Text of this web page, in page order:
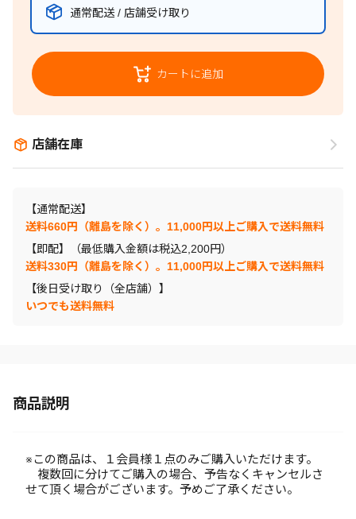
通常配送 / 店舗受け取り
カートに追加
店舗在庫
【通常配送】
送料660円（離島を除く）。11,000円以上ご購入で送料無料
【即配】（最低購入金額は税込2,200円）
送料330円（離島を除く）。11,000円以上ご購入で送料無料
【後日受け取り（全店舗）】
いつでも送料無料
商品説明
※この商品は、１会員様１点のみご購入いただけます。
複数回に分けてご購入の場合、予告なくキャンセルさ
せて頂く場合がございます。予めご了承ください。